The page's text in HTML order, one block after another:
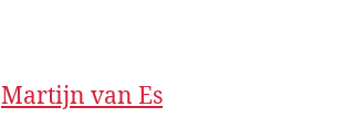
Martijn van Es